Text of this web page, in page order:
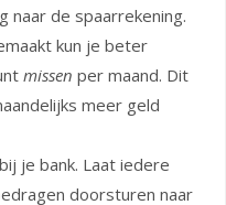
naar de spaarrekening.
kun je beter
missen per maand. Dit
meer geld
je bank. Laat iedere
doorsturen naar